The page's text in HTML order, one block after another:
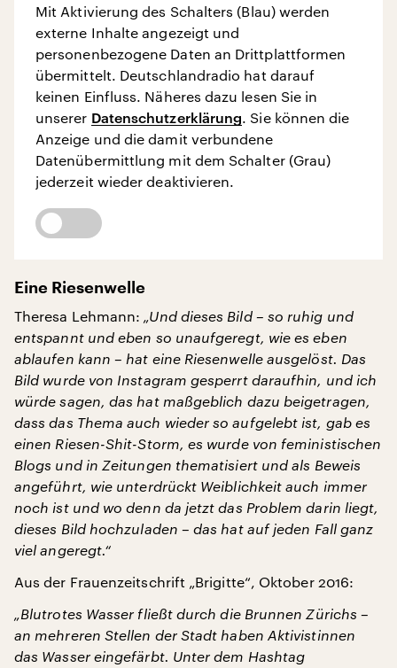
Mit Aktivierung des Schalters (Blau) werden
externe Inhalte angezeigt und
personenbezogene Daten an Drittplattformen
übermittelt. Deutschlandradio hat darauf
keinen Einfluss. Näheres dazu lesen Sie in
unserer Datenschutzerklärung. Sie können die
Anzeige und die damit verbundene
Datenübermittlung mit dem Schalter (Grau)
jederzeit wieder deaktivieren.
Eine Riesenwelle
Theresa Lehmann: „Und dieses Bild – so ruhig und
entspannt und eben so unaufgeregt, wie es eben
ablaufen kann – hat eine Riesenwelle ausgelöst. Das
Bild wurde von Instagram gesperrt daraufhin, und ich
würde sagen, das hat maßgeblich dazu beigetragen,
dass das Thema auch wieder so aufgelebt ist, gab es
einen Riesen-Shit-Storm, es wurde von feministischen
Blogs und in Zeitungen thematisiert und als Beweis
angeführt, wie unterdrückt Weiblichkeit auch immer
noch ist und wo denn da jetzt das Problem darin liegt,
dieses Bild hochzuladen – das hat auf jeden Fall ganz
viel angeregt.“
Aus der Frauenzeitschrift „Brigitte“, Oktober 2016:
„Blutrotes Wasser fließt durch die Brunnen Zürichs –
an mehreren Stellen der Stadt haben Aktivistinnen
das Wasser eingefärbt. Unter dem Hashtag